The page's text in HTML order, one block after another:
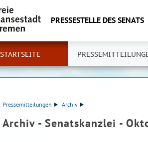
PRESSESTELLE DES SENATS
STARTSEITE
Pressemitteilungen Archiv
Archiv - Senatskanzlei -